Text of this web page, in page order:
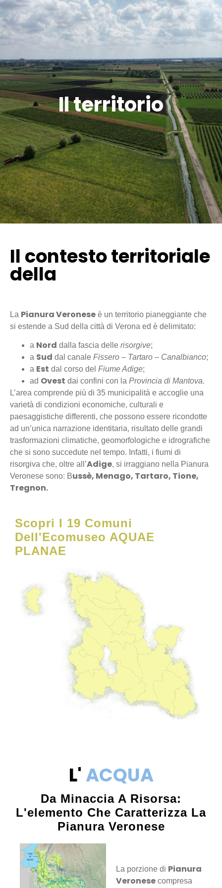
Il territorio
Il contesto territoriale
della
La Pianura Veronese è un territorio pianeggiante che
si estende a Sud della città di Verona ed è delimitato:
a Nord dalla fascia delle risorgive;
a Sud dal canale Fissero – Tartaro – Canalbianco;
a Est dal corso del Fiume Adige;
ad Ovest dai confini con la Provincia di Mantova.
L’area comprende più di 35 municipalità e accoglie una
varietà di condizioni economiche, culturali e
paesaggistiche differenti, che possono essere ricondotte
ad un’unica narrazione identitaria, risultato delle grandi
trasformazioni climatiche, geomorfologiche e idrografiche
che si sono succedute nel tempo. Infatti, i fiumi di
risorgiva che, oltre all’Adige, si irraggiano nella Pianura
Veronese sono: Bussè, Menago, Tartaro, Tione,
Tregnon.
Scopri I 19 Comuni
Dell'Ecomuseo AQUAE
PLANAE
L'ACQUA
Da Minaccia A Risorsa:
L'elemento Che Caratterizza La
Pianura Veronese
La porzione di Pianura
Veronese compresa